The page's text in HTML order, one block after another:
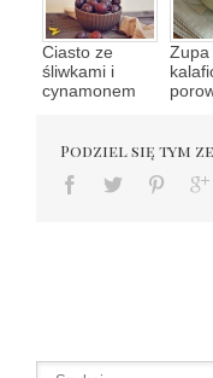
Ciasto ze
śliwkami i
cynamonem
Zupa
Podziel się tym